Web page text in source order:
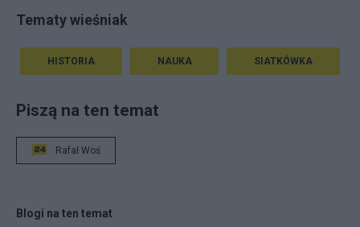
Tematy wieśniak
HISTORIA NAUKA SIATKÓWKA
Piszą na ten temat
Rafał Woś
Blogi na ten temat